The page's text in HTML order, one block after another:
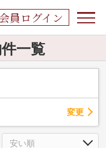
会員ログイン
一覧
変更